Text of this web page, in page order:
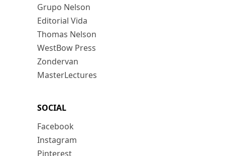
Grupo Nelson
Editorial Vida
Thomas Nelson
WestBow Press
Zondervan
MasterLectures
SOCIAL
Facebook
Instagram
Pinterest